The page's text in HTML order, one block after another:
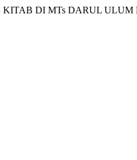
KITAB DI MTs DARUL ULUM